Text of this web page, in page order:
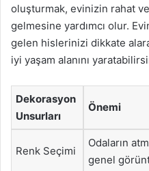
oluşturmak, evinizin rahat
gelmesine yardımcı olur.
gelen hislerinizi dikkate
iyi yaşam alanını
Dekorasyon
Unsurları
Önemi
Renk Seçimi
Odaların
genel